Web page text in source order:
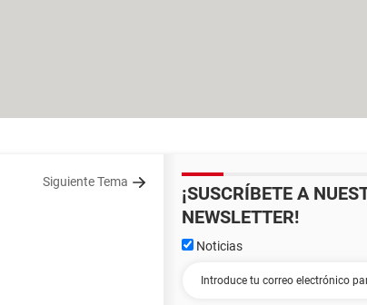
Siguiente Tema
¡SUSCRÍBETE A
NEWSLETTER!
Noticias